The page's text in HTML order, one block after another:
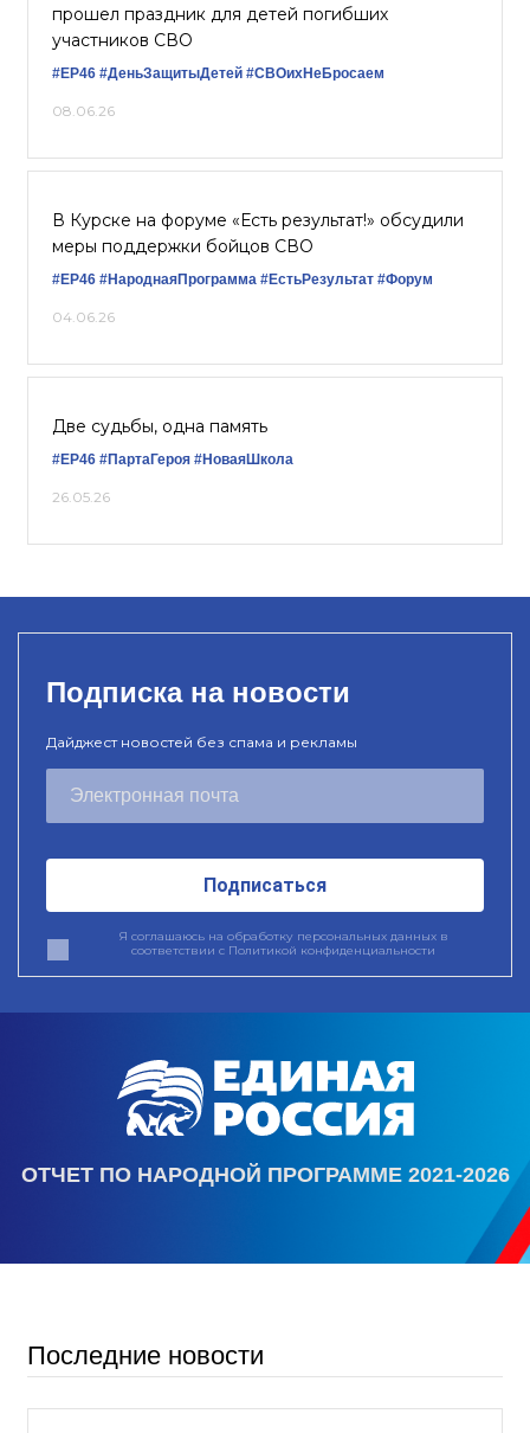
прошел праздник для детей погибших
участников СВО
#ЕР46 #ДеньЗащитыДетей #СВОихНеБросаем
08.06.26
В Курске на форуме «Есть результат!» обсудили
меры поддержки бойцов СВО
#ЕР46 #НароднаяПрограмма #ЕстьРезультат #Форум
04.06.26
Две судьбы, одна память
#ЕР46 #ПартаГероя #НоваяШкола
26.05.26
Подписка на новости
Дайджест новостей без спама и рекламы
Подписаться
Я соглашаюсь на обработку персональных данных в
соответствии с Политикой конфиденциальности
ОТЧЕТ ПО НАРОДНОЙ ПРОГРАММЕ 2021-2026
Последние новости